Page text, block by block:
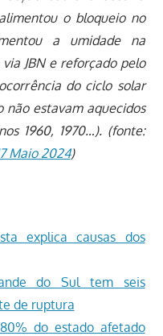
o bloqueio no
a umidade na
JBN e reforçado pelo
do ciclo solar
não estavam aquecidos
1960, 1970…). (fonte:
Maio 2024)
explica causas dos
do Sul tem seis
de ruptura
do estado afetado